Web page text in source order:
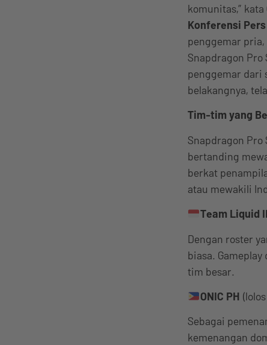
komunitas,” kata
Konferensi
penggemar
Snapdragon Pro
penggemar dari
belakangnya,
Tim-tim yang
Snapdragon Pro
bertanding
berkat
atau mewakili
Team Liquid
Dengan roster
biasa.
tim besar.
ONIC PH
Sebagai
kemenangan